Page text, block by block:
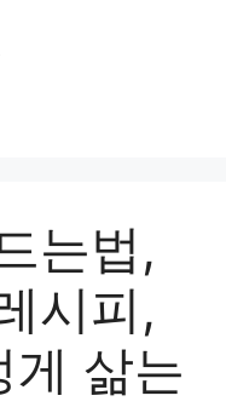
는법,
시피,
게 삶는